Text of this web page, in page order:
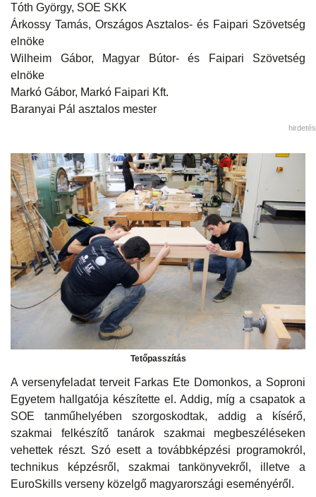
Tóth György, SOE SKK
Árkossy Tamás, Országos Asztalos- és Faipari Szövetség
elnöke
Wilheim Gábor, Magyar Bútor- és Faipari Szövetség
elnöke
Markó Gábor, Markó Faipari Kft.
Baranyai Pál asztalos mester
hirdetés
Tetőpasszítás
A versenyfeladat terveit Farkas Ete Domonkos, a Soproni
Egyetem hallgatója készítette el. Addig, míg a csapatok a
SOE tanműhelyében szorgoskodtak, addig a kísérő,
szakmai felkészítő tanárok szakmai megbeszéléseken
vehettek részt. Szó esett a továbbképzési programokról,
technikus képzésről, szakmai tankönyvekről, illetve a
EuroSkills verseny közelgő magyarországi eseményéről.